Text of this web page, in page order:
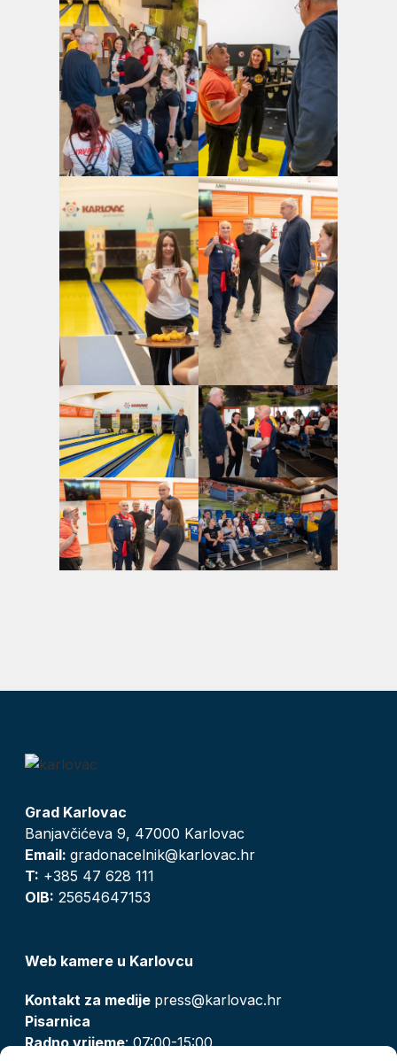
Grad Karlovac
Banjavčićeva 9, 47000 Karlovac
Email: gradonacelnik@karlovac.hr
T: +385 47 628 111
OIB: 25654647153
Web kamere u Karlovcu
Kontakt za medije press@karlovac.hr
Pisarnica
Radno vrijeme: 07:00-15:00